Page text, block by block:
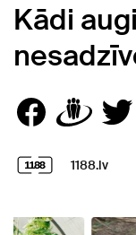
Kādi
1188.lv